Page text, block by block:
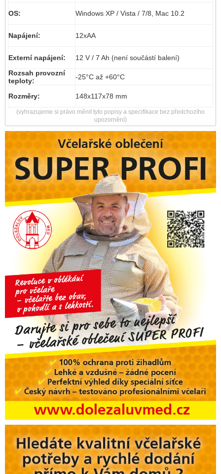
OS: Windows XP / Vista / 7/8, Mac 10.2
Napájení: 12xAA
Externí napájení:
12 V / 7 Ah (není součástí balení)
Rozsah provozní
teploty:
-25°C až +60°C
Rozměry: 148x117x78 mm
(vyhrazujeme si právo měnit tyto popisy a specifikace bez předchozího
upozornění)